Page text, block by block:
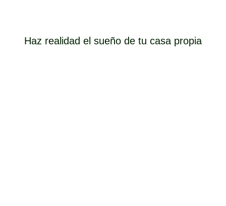
Haz realidad el sueño de tu casa propia